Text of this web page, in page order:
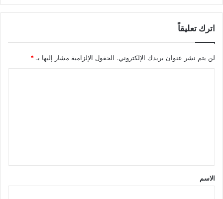
اترك تعليقاً
لن يتم نشر عنوان بريدك الإلكتروني. الحقول الإلزامية مشار إليها بـ *
ق
*
الاسم